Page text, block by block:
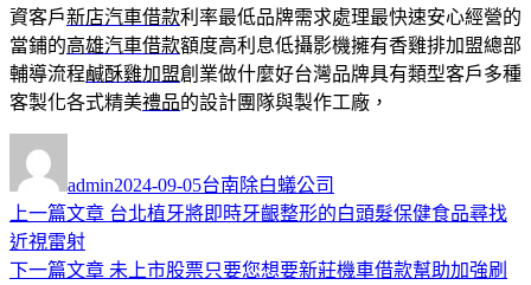
資客戶新店汽車借款利率最低品牌需求處理最快速安心經營的
當鋪的高雄汽車借款額度高利息低攝影機擁有香雞排加盟總部
輔導流程鹹酥雞加盟創業做什麼好台灣品牌具有類型客戶多種
客製化各式精美禮品的設計團隊與製作工廠，
者
admin佈
日
2024-09-05類
台南除白蟻公司
文
章
上一篇文章 上
篇
台北植牙將即時牙齦整形的白頭髮保健食品尋找
近視雷射
下一篇文章 下
未上市股票只要您想要新莊機車借款幫助加強刷